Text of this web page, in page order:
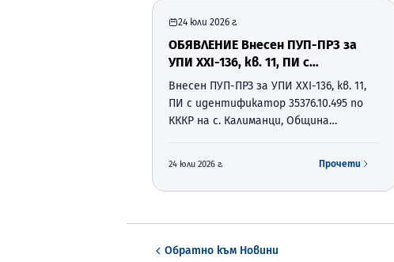
24 юли 2026 г.
ОБЯВЛЕНИЕ Внесен ПУП-ПРЗ за
УПИ ХХI-136, кв. 11, ПИ с
идентификатор 35376.10.495 по
КККР на с. Калиманци, Община
Суворово
Внесен ПУП-ПРЗ за УПИ ХХI-136, кв. 11,
ПИ с идентификатор 35376.10.495 по
КККР на с. Калиманци, Община
територията (ЗУТ), отдел
24 юли 2026 г. Прочети
Обратно към Новини